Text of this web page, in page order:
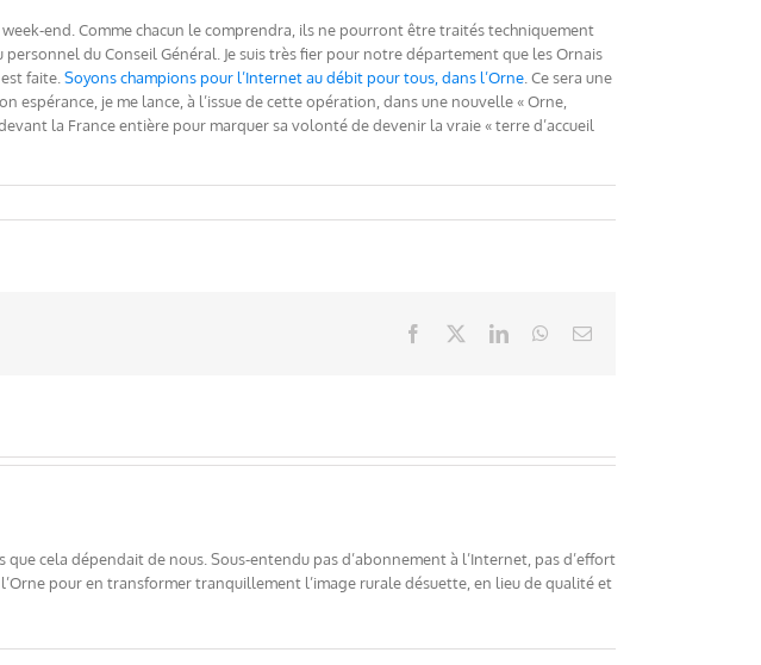
end. Comme chacun le comprendra, ils ne pourront être traités techniquement
du Conseil Général. Je suis très fier pour notre département que les Ornais
faite. Soyons champions pour l’Internet au débit pour tous, dans l’Orne . Ce sera une
je me lance, à l’issue de cette opération, dans une nouvelle « Orne,
la France entière pour marquer sa volonté de devenir la vraie « terre d’accueil
Facebook LinkedInWhatsApp
Email
cela dépendait de nous. Sous-entendu pas d’abonnement à l’Internet, pas d’effort
pour en transformer tranquillement l’image rurale désuette, en lieu de qualité et